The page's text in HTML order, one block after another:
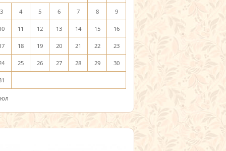
3 4 5 6 7 8 9
11 12 13 14 15 16
18 19 20 21 22 23
25 26 27 28 29 30